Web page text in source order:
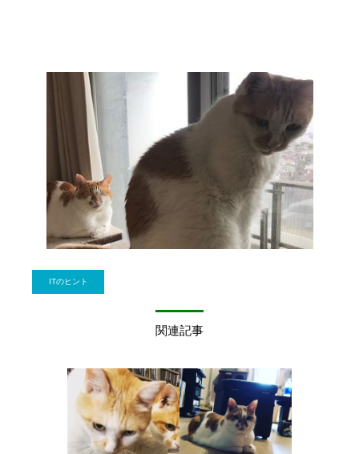
ITのヒント
関連記事